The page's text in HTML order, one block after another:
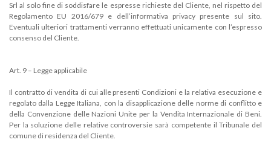
Srl al solo fine di soddisfare le espresse richieste del Cliente, nel rispetto del
Regolamento EU 2016/679 e dell’informativa privacy presente sul sito.
Eventuali ulteriori trattamenti verranno effettuati unicamente con l’espresso
consenso del Cliente.
Art. 9 – Legge applicabile
Il contratto di vendita di cui alle presenti Condizioni e la relativa esecuzione e
regolato dalla Legge Italiana, con la disapplicazione delle norme di conflitto e
della Convenzione delle Nazioni Unite per la Vendita Internazionale di Beni.
Per la soluzione delle relative controversie sarà competente il Tribunale del
comune di residenza del Cliente.